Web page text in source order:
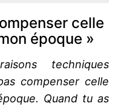
celle
époque »
techniques
compenser celle
Quand tu as